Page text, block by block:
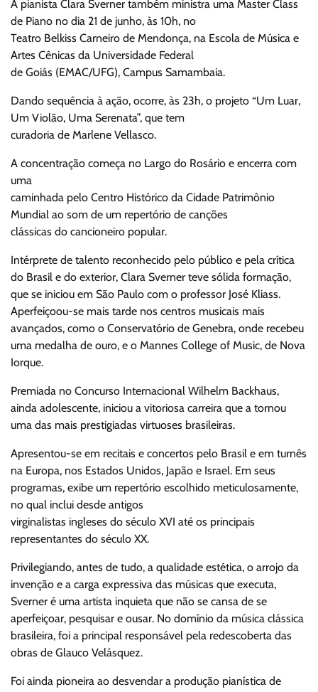
A pianista Clara Sverner também ministra uma Master Class
de Piano no dia 21 de junho, às 10h, no
Teatro Belkiss Carneiro de Mendonça, na Escola de Música e
Artes Cênicas da Universidade Federal
de Goiás (EMAC/UFG), Campus Samambaia.
Dando sequência à ação, ocorre, às 23h, o projeto “Um Luar,
Um Violão, Uma Serenata”, que tem
curadoria de Marlene Vellasco.
A concentração começa no Largo do Rosário e encerra com
uma
caminhada pelo Centro Histórico da Cidade Patrimônio
Mundial ao som de um repertório de canções
clássicas do cancioneiro popular.
Intérprete de talento reconhecido pelo público e pela crítica
do Brasil e do exterior, Clara Sverner teve sólida formação,
que se iniciou em São Paulo com o professor José Kliass.
Aperfeiçoou-se mais tarde nos centros musicais mais
avançados, como o Conservatório de Genebra, onde recebeu
uma medalha de ouro, e o Mannes College of Music, de Nova
Iorque.
Premiada no Concurso Internacional Wilhelm Backhaus,
ainda adolescente, iniciou a vitoriosa carreira que a tornou
uma das mais prestigiadas virtuoses brasileiras.
Apresentou-se em recitais e concertos pelo Brasil e em turnês
na Europa, nos Estados Unidos, Japão e Israel. Em seus
programas, exibe um repertório escolhido meticulosamente,
no qual inclui desde antigos
virginalistas ingleses do século XVI até os principais
representantes do século XX.
Privilegiando, antes de tudo, a qualidade estética, o arrojo da
invenção e a carga expressiva das músicas que executa,
Sverner é uma artista inquieta que não se cansa de se
aperfeiçoar, pesquisar e ousar. No domínio da música clássica
brasileira, foi a principal responsável pela redescoberta das
obras de Glauco Velásquez.
Foi ainda pioneira ao desvendar a produção pianística de